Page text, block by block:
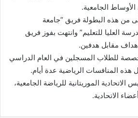
الجامعية.
من هذه البطولة فريق “جامعة
العليا للتعليم” وانتهت بفوز فريق
مقابل هدفين.
للطلاب المسجلين في العام الدراسي
الموريتانية للرياضة الجامعية،
الاتحادية.